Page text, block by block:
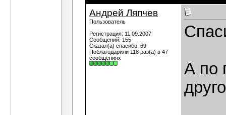
Андрей Ляпчев
Пользователь
Регистрация: 11.09.2007
Сообщений: 155
Сказал(а) спасибо: 69
Поблагодарили 118 раз(а) в 47
сообщениях
А по